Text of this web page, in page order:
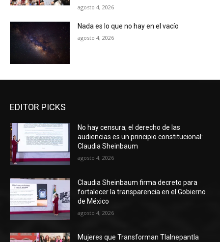
agosto 4, 2026
Nada es lo que no hay en el vacío
agosto 4, 2026
EDITOR PICKS
No hay censura; el derecho de las
audiencias es un principio constitucional:
Claudia Sheinbaum
agosto 4, 2026
Claudia Sheinbaum firma decreto para
fortalecer la transparencia en el Gobierno
de México
agosto 4, 2026
Mujeres que Transforman Tlalnepantla